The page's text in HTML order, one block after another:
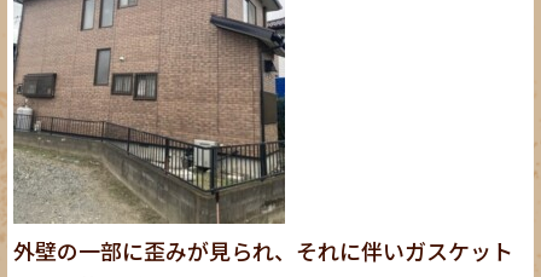
外壁の一部に歪みが見られ、それに伴いガスケット